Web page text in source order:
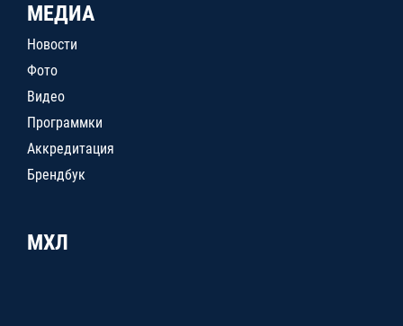
МЕДИА
Новости
Фото
Видео
Программки
Аккредитация
Брендбук
МХЛ